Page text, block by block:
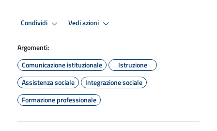
Condividi Vedi azioni
Argomenti:
Comunicazione istituzionale
Istruzione
Assistenza sociale
Integrazione sociale
Formazione professionale